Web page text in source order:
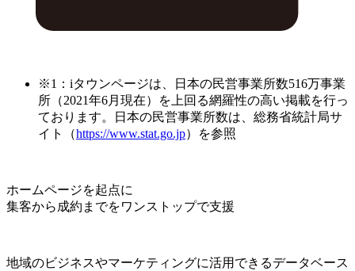
※1：iタウンページは、日本の民営事業所数516万事業
所（2021年6月現在）を上回る網羅性の高い掲載を行っ
ております。日本の民営事業所数は、総務省統計局サ
イト（https://www.stat.go.jp）を参照
ホームページを起点に
集客から成約までをワンストップで支援
地域のビジネスやマーケティングに活用できるデータベース